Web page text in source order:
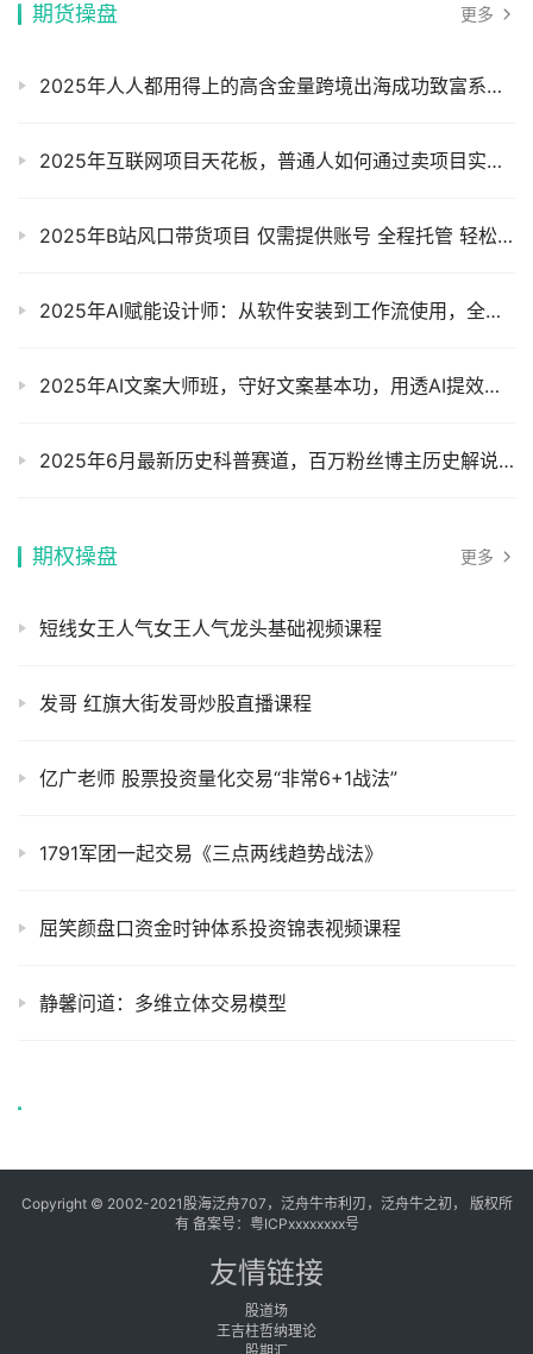
期货操盘 更多
2025年人人都用得上的高含金量跨境出海成功致富系统课程摄影摄像
2025年互联网项目天花板，普通人如何通过卖项目实现逆风翻盘，月入5W＋！摄影摄像
2025年B站风口带货项目 仅需提供账号 全程托管 轻松月入1w+摄影摄像
2025年AI赋能设计师：从软件安装到工作流使用，全方位提升职场硬实力摄影摄像
2025年AI文案大师班，守好文案基本功，用透AI提效能，给你讲透AI文案获客变现摄影摄像
2025年6月最新历史科普赛道，百万粉丝博主历史解说同款课程，伙伴计划高单价赛道摄影摄像
期权操盘 更多
短线女王人气女王人气龙头基础视频课程
发哥 红旗大街发哥炒股直播课程
亿广老师 股票投资量化交易“非常6+1战法”
1791军团一起交易《三点两线趋势战法》
屈笑颜盘口资金时钟体系投资锦表视频课程
静馨问道：多维立体交易模型
Copyright © 2002-2021股海泛舟707，泛舟牛市利刃，泛舟牛之初， 版权所
有 备案号： 粤ICPxxxxxxxx号
友情链接
股道场
王吉柱哲纳理论